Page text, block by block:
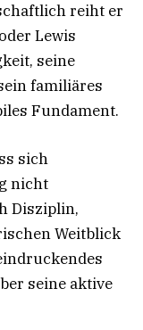
reiht er
Lewis
seine
familiäres
Fundament.
sich
nicht
Disziplin,
Weitblick
seine aktive